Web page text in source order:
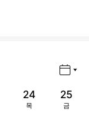
24
목
25
금